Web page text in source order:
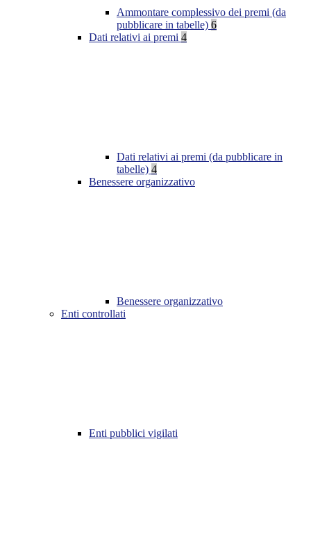
Ammontare complessivo dei premi (da
pubblicare in tabelle) 6
Dati relativi ai premi 4
Dati relativi ai premi (da pubblicare in
tabelle) 4
Benessere organizzativo
Benessere organizzativo
Enti controllati
Enti pubblici vigilati